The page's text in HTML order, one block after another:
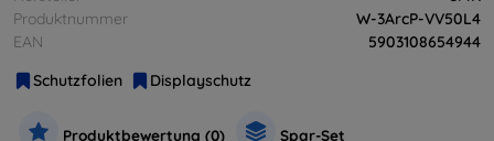
Produktnummer
W-3ArcP-VV50L4
EAN
5903108654944
Schutzfolien
Displayschutz
Produktbewertung (0) Spar-Set